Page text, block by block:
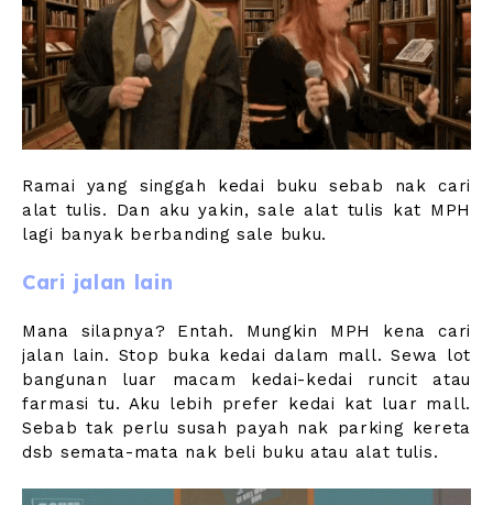
Ramai yang singgah kedai buku sebab nak cari
alat tulis. Dan aku yakin, sale alat tulis kat MPH
lagi banyak berbanding sale buku.
Cari jalan lain
Mana silapnya? Entah. Mungkin MPH kena cari
jalan lain. Stop buka kedai dalam mall. Sewa lot
bangunan luar macam kedai-kedai runcit atau
farmasi tu. Aku lebih prefer kedai kat luar mall.
Sebab tak perlu susah payah nak parking kereta
dsb semata-mata nak beli buku atau alat tulis.